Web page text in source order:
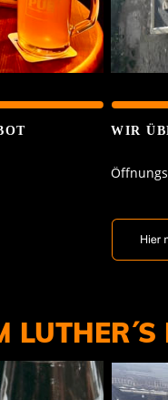
WIR
LUTHER´S